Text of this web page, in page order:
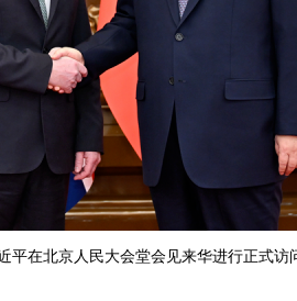
平在北京人民大会堂会见来华进行正式